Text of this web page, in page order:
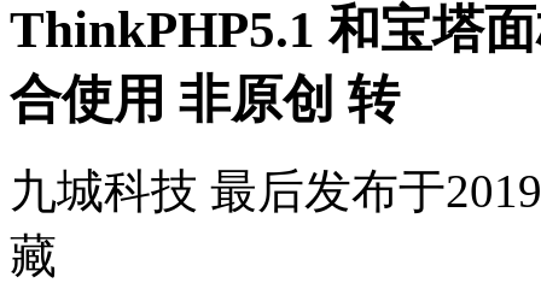
ThinkPHP5.1 和宝塔
合使用 非原创 转
九城科技 最后发布于
藏